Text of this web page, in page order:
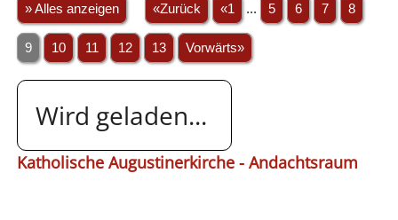
» Alles anzeigen «Zurück «1 ... 5 6 7 8
9 10 11 12 13 Vorwärts»
Wird geladen...
Katholische Augustinerkirche - Andachtsraum